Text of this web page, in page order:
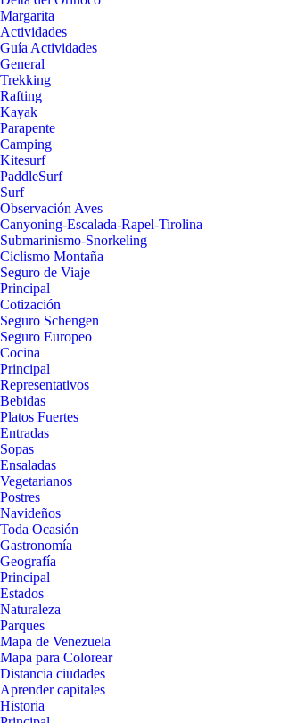
Margarita
Actividades
Guía Actividades
General
Trekking
Rafting
Kayak
Parapente
Camping
Kitesurf
PaddleSurf
Surf
Observación Aves
Canyoning-Escalada-Rapel-Tirolina
Submarinismo-Snorkeling
Ciclismo Montaña
Seguro de Viaje
Principal
Cotización
Seguro Schengen
Seguro Europeo
Cocina
Principal
Representativos
Bebidas
Platos Fuertes
Entradas
Sopas
Ensaladas
Vegetarianos
Postres
Navideños
Toda Ocasión
Gastronomía
Geografía
Principal
Estados
Naturaleza
Parques
Mapa de Venezuela
Mapa para Colorear
Distancia ciudades
Aprender capitales
Historia